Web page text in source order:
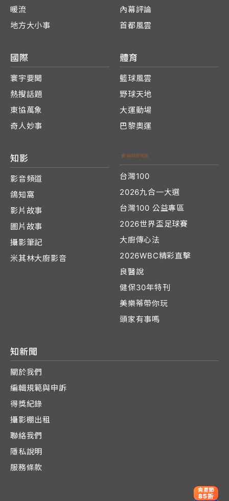
暖流
地方大小事
內幕評論
首都風雲
國際
寰宇要聞
熱搜話題
東協萬象
奇人妙事
體育
籃球風雲
野球天地
大運動場
巴黎奧運
知影
影音頻道
鴿知窩
影片故事
圖片故事
攝影筆記
米其林大廚影音
台灣100
2026九合一大選
台灣100 公益專區
2026世界盃足球賽
大廚傳心法
2026WBC精彩直擊
良醫說
健保30年特刊
美樂蒂帶你玩
頭家有事嗎
知新聞
關於我們
編輯規範與申訴
得獎紀錄
攝影棚出租
聯絡我們
隱私說明
服務條款
爽夏節
85折